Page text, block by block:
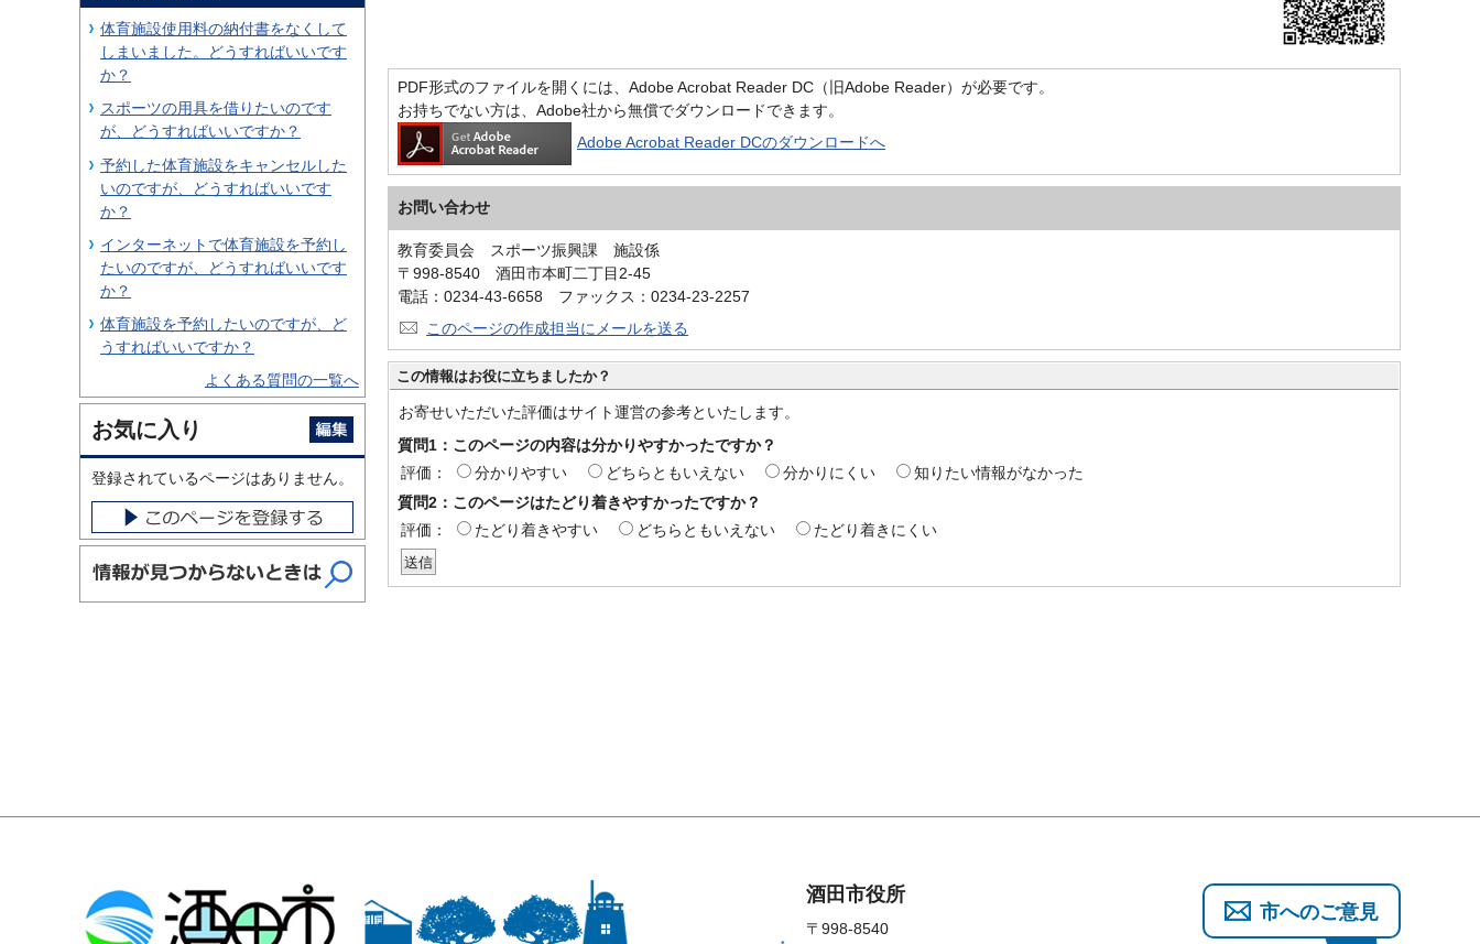
PDF形式のファイルを開くには、Adobe Acrobat Reader DC（旧Adobe Reader）が必要です。
お持ちでない方は、Adobe社から無償でダウンロードできます。
Adobe Acrobat Reader DCのダウンロードへ
お問い合わせ
教育委員会 スポーツ振興課 施設係
〒998-8540 酒田市本町二丁目2-45
電話：0234-43-6658 ファックス：0234-23-2257
このページの作成担当にメールを送る
この情報はお役に立ちましたか？
お寄せいただいた評価はサイト運営の参考といたします。
質問1：このページの内容は分かりやすかったですか？
評価：
分かりやすい どちらともいえない 分かりにくい
知りたい情報がなかった
質問2：このページはたどり着きやすかったですか？
評価：
たどり着きやすい どちらともいえない たどり着きにくい
体育施設使用料の納付書をなくして
しまいました。どうすればいいです
か？
スポーツの用具を借りたいのです
が、どうすればいいですか？
予約した体育施設をキャンセルした
いのですが、どうすればいいです
か？
インターネットで体育施設を予約し
たいのですが、どうすればいいです
か？
体育施設を予約したいのですが、ど
うすればいいですか？
よくある質問の一覧へ
お気に入り
登録されているページはありません。
酒田市役所
〒998-8540
市へのご意見